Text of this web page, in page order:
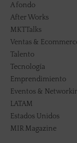
A fondo
After Works
MKTTalks
Ventas &
Talento
Tecnología
Emprendimiento
Eventos &
LATAM
Estados Unidos
MIR Magazine